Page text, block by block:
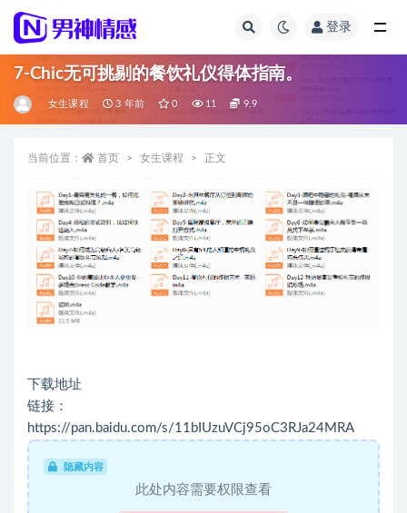
登录
7-Chic无可挑剔的餐饮礼仪得体指南。
女生课程 3 年前 0 11 9.9
当前位置： 首页 女生课程 正文
下载地址
链接：
https://pan.baidu.com/s/11bIUzuVCj95oC3RJa24MRA
隐藏内容
此处内容需要权限查看